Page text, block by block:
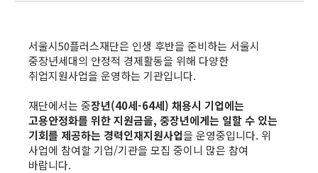
서울시50플러스재단은 인생 후반을 준비하는 서울시
중장년세대의 안정적 경제활동을 위해 다양한
취업지원사업을 운영하는 기관입니다.
재단에서는 중장년(40세-64세) 채용시 기업에는
고용안정화를 위한 지원금을, 중장년에게는 일할 수 있는
기회를 제공하는 경력인재지원사업을 운영중입니다. 위
사업에 참여할 기업/기관을 모집 중이니 많은 참여
바랍니다.